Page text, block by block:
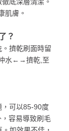
底深層清潔。
肌膚。
？
擠乾刷面時留
沖水←→擠乾,至
，可以85-90度
容易導致刷毛